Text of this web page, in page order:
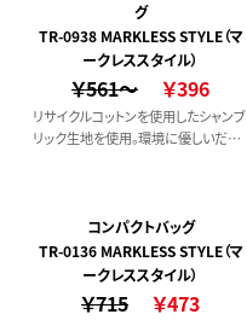
グ
TR-0938 MARKLESS STYLE（マ
ークレススタイル）
￥561～ ￥396
リサイクルコットンを使用したシャンブ
リック生地を使用。環境に優しいだけ
コンパクトバッグ
TR-0136 MARKLESS STYLE（マ
ークレススタイル）
￥715 ￥473